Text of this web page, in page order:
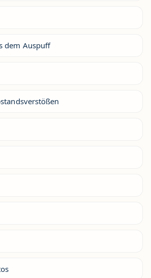
dem Auspuff